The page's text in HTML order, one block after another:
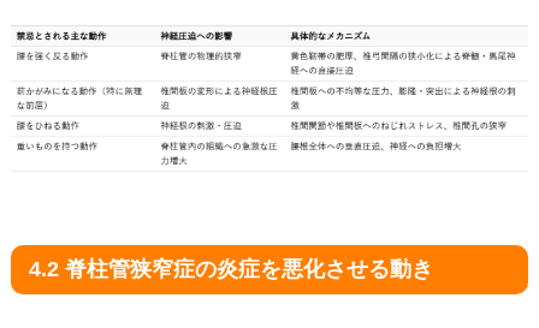
4.2 脊柱管狭窄症の炎症を悪化させる動き